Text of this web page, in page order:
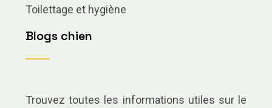
Toilettage et hygiène
Blogs chien
Trouvez toutes les informations utiles sur le